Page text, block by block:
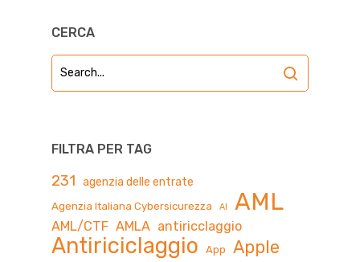
CERCA
FILTRA PER TAG
231 agenzia delle entrate
Agenzia Italiana Cybersicurezza AI AML
AML/CTF AMLA antiricclaggio
Antiriciclaggio App Apple